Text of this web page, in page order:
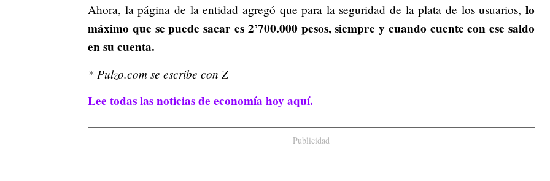
Ahora, la página de la entidad agregó que para la seguridad de la plata de los usuarios, lo
máximo que se puede sacar es 2’700.000 pesos, siempre y cuando cuente con ese saldo
en su cuenta.
* Pulzo.com se escribe con Z
Lee todas las noticias de economía hoy aquí.
Publicidad